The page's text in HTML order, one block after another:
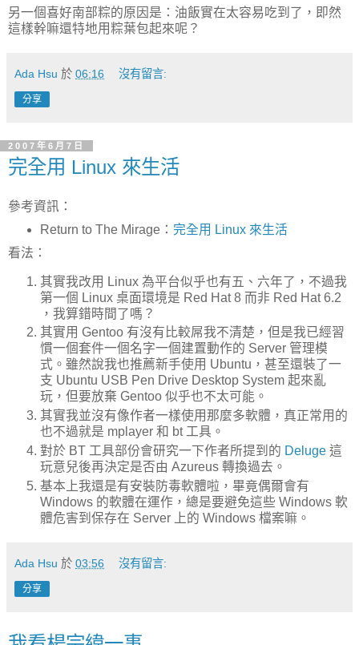
另一個喜好南部粽的原因是：油飯實在太容易吃到了，即然
這樣幹嘛還特地用粽葉包起來呢？
Ada Hsu 於 06:16 沒有留言:
分享
2007年6月7日
完全用 Linux 來生活
參考資訊：
Return to The Mirage： 完全用 Linux 來生活
看法：
其實我改用 Linux 為平台似乎也有五、六年了，不過我
第一個 Linux 桌面環境是 Red Hat 8 而非 Red Hat 6.2
，我算錯時間了嗎？
其實用 Gentoo 有沒有比較屌我不清楚，但是我已經習
慣一個套件一個名字一個建置動作的 Server 管理模
式。雖然說我也推薦新手使用 Ubuntu，甚至還裝了一
支 Ubuntu USB Pen Drive Desktop System 起來亂
玩，但要放棄 Gentoo 似乎也不太可能。
其實我並沒有像作者一樣使用那麼多軟體，真正常用的
也不過就是 mplayer 和 bt 工具。
對於 BT 工具部份會研究一下作者所提到的 Deluge 這
玩意兒後再決定是否由 Azureus 轉換過去。
基本上我還是有安裝防毒軟體啦，畢竟偶爾會有
Windows 的軟體在運作，總是要避免這些 Windows 軟
體危害到保存在 Server 上的 Windows 檔案嘛。
Ada Hsu 於 03:56 沒有留言:
分享